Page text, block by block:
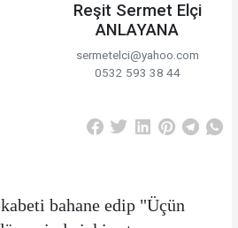
Reşit Sermet Elçi
ANLAYANA
sermetelci@yahoo.com
0532 593 38 44
bahane edip "Üçün